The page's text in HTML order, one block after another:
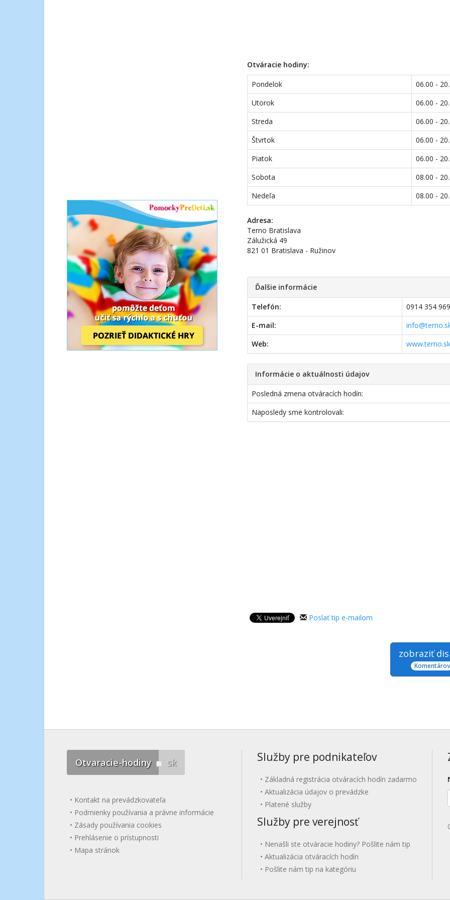
Otváracie hodiny:
Pondelok
06.00 -
Utorok
06.00 -
Streda
06.00 -
Štvrtok
06.00 -
Piatok
06.00 -
Sobota
08.00 -
Nedeľa
08.00 -
Adresa:
Terno Bratislava
Zálužická 49
821 01 Bratislava - Ružinov
Ďalšie informácie
Telefón:
0914 354 969
E-mail:
Web:
www.terno.sk
Informácie o aktuálnosti údajov
Posledná zmena otváracích hodín:
Naposledy sme kontrolovali:
Poslať tip e-mailom
zobraziť
Otvaracie-hodiny sk
Kontakt na prevádzkovateľa
Podmienky používania a právne informácie
Zásady používania cookies
Prehlásenie o prístupnosti
Mapa stránok
Služby pre podnikateľov
Základná registrácia otváracích hodín zadarmo
Aktualizácia údajov o prevádzke
Platené služby
Služby pre verejnosť
Nenašli ste otváracie hodiny? Pošlite nám tip
Aktualizácia otváracích hodín
Pošlite nám tip na kategóriu
E-